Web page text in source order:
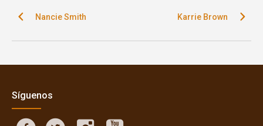
Karrie Brown
Nancie Smith
Síguenos